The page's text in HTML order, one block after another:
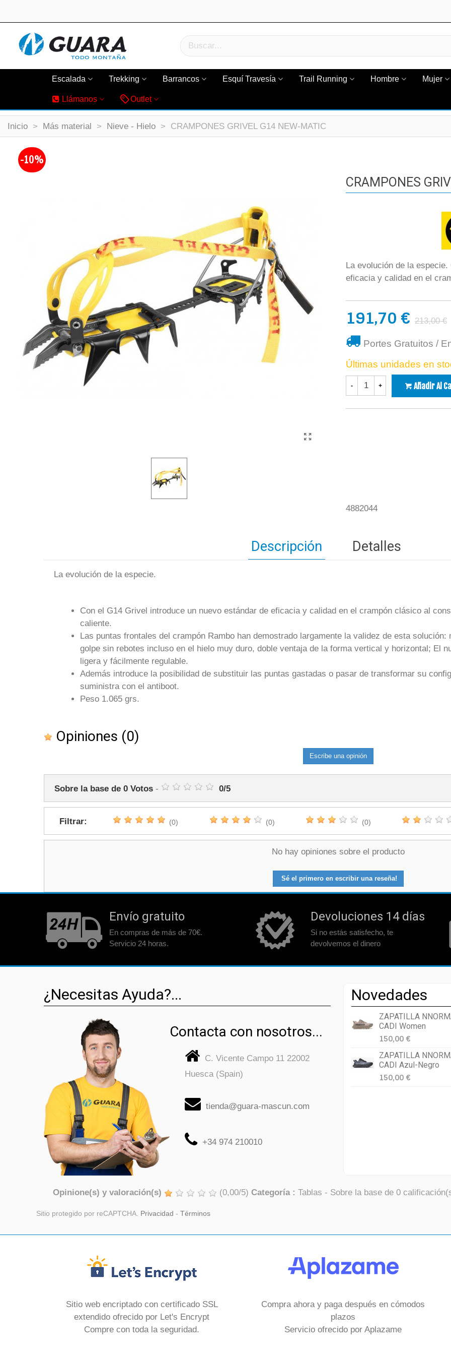
Escalada Trekking Barrancos Esquí Travesía Trail Running Hombre Mujer
Llámanos Outlet
Inicio > Más material > Nieve - Hielo > CRAMPONES GRIVEL G14 NEW-MATIC
-10%
CRAMPONES
La evolución de la
eficacia y calidad en el
191,70 € 213,00 €
Portes Gratuitos /
Últimas unidades en
- + Añadir Al
4882044
Descripción Detalles
La evolución de la especie.
Con el G14 Grivel introduce un nuevo estándar de eficacia y calidad en el crampón clásico al
caliente.
Las puntas frontales del crampón Rambo han demostrado largamente la validez de esta
golpe sin rebotes incluso en el hielo muy duro, doble ventaja de la forma vertical y horizontal; El
ligera y fácilmente regulable.
Además introduce la posibilidad de substituir las puntas gastadas o pasar de transformar su
suministra con el antiboot.
Peso 1.065 grs.
Opiniones (0)
Escribe una opinión
Sobre la base de 0 Votos - 0/5
Filtrar: (0) (0) (0)
No hay opiniones sobre el producto
Sé el primero en escribir una reseña!
Envío gratuito
En compras de más de 70€.
Servicio 24 horas.
Devoluciones 14 días
Si no estás satisfecho, te
devolvemos el dinero
¿Necesitas Ayuda?...
Contacta con nosotros...
C. Vicente Campo 11 22002
Huesca (Spain)
tienda@guara-mascun.com
+34 974 210010
Novedades
ZAPATILLA
CADI Women
150,00 €
ZAPATILLA
CADI Azul-Negro
150,00 €
Opinione(s) y valoración(s) (0,00/5) Categoría : Tablas - Sobre la base de 0
Sitio protegido por reCAPTCHA. Privacidad - Términos
Sitio web encriptado con certificado SSL
extendido ofrecido por Let's Encrypt
Compre con toda la seguridad.
Compra ahora y paga después en cómodos
plazos
Servicio ofrecido por Aplazame